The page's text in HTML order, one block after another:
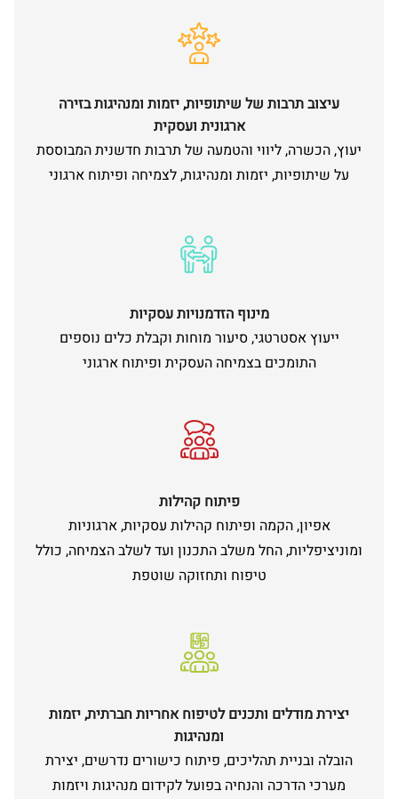
עיצוב תרבות של שיתופיות, יזמות ומנהיגות בזירה
ארגונית ועסקית
יעוץ, הכשרה, ליווי והטמעה של תרבות חדשנית המבוססת
על שיתופיות, יזמות ומנהיגות, לצמיחה ופיתוח ארגוני
מינוף הזדמנויות עסקיות
ייעוץ אסטרטגי, סיעור מוחות וקבלת כלים נוספים
התומכים בצמיחה העסקית ופיתוח ארגוני
פיתוח קהילות
אפיון, הקמה ופיתוח קהילות עסקיות, ארגוניות
ומוניציפליות, החל משלב התכנון ועד לשלב הצמיחה, כולל
טיפוח ותחזוקה שוטפת
יצירת מודלים ותכנים לטיפוח אחריות חברתית, יזמות
ומנהיגות
הובלה ובניית תהליכים, פיתוח כישורים נדרשים, יצירת
מערכי הדרכה והנחיה בפועל לקידום מנהיגות ויזמות